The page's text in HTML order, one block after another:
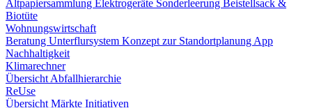
Altpapiersammlung Elektrogeräte Sonderleerung Beistellsack &
Biotüte
Wohnungswirtschaft
Beratung Unterflursystem Konzept zur Standortplanung App
Nachhaltigkeit
Klimarechner
Übersicht Abfallhierarchie
ReUse
Übersicht Märkte Initiativen